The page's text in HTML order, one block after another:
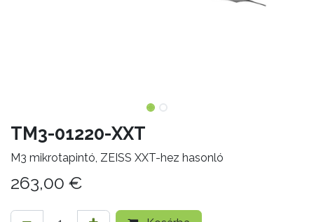
TM3-01220-XXT
M3 mikrotapintó, ZEISS XXT-hez hasonló
263,00 €